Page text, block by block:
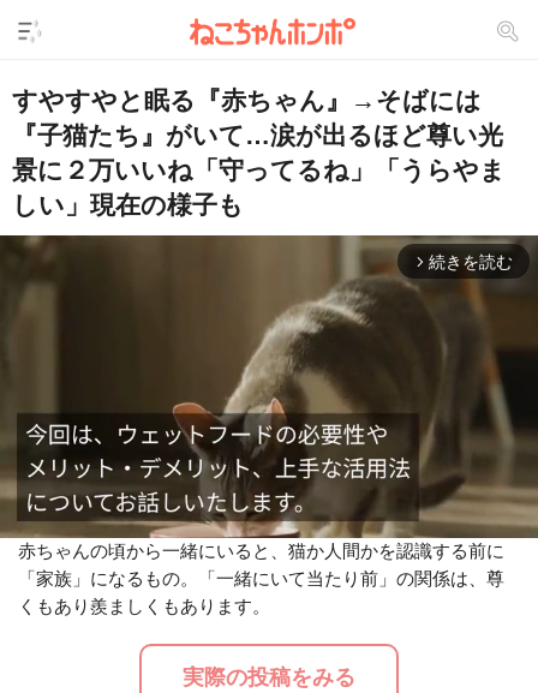
すやすやと眠る『赤ちゃん』→そばには
『子猫たち』がいて…涙が出るほど尊い光
景に２万いいね「守ってるね」「うらやま
しい」現在の様子も
arrow_forward_ios 続きを読む
赤ちゃんの頃から一緒にいると、猫か人間かを認識する前に
「家族」になるもの。「一緒にいて当たり前」の関係は、尊
くもあり羨ましくもあります。
実際の投稿をみる